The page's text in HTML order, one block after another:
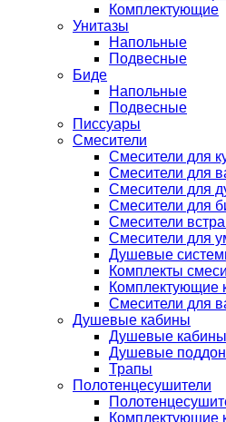
Комплектующие
Унитазы
Напольные
Подвесные
Биде
Напольные
Подвесные
Писсуары
Смесители
Смесители для
Смесители для
Смесители для
Смесители для
Смесители
Смесители для
Душевые
Комплекты
Комплектующие
Смесители для
Душевые кабины
Душевые кабины
Душевые
Трапы
Полотенцесушители
Комплектующие